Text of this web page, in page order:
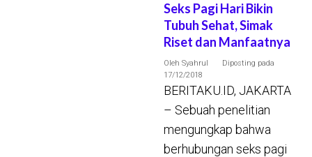
Seks Pagi Hari Bikin
Tubuh Sehat, Simak
Riset dan Manfaatnya
Oleh Syahrul
Diposting pada
17/12/2018
BERITAKU.ID, JAKARTA
– Sebuah penelitian
mengungkap bahwa
berhubungan seks pagi